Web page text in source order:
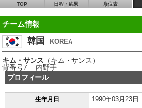
TOP 日程・結果 順位表
チーム情報
韓国 KOREA
キム・サンス （キム・サンス）
背番号7 内野手
プロフィール
生年月日
1990年03月23日